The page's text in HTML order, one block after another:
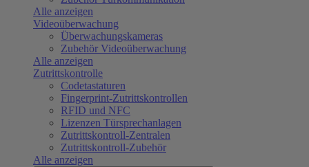
Alle anzeigen
Videoüberwachung
Überwachungskameras
Zubehör Videoüberwachung
Alle anzeigen
Zutrittskontrolle
Codetastaturen
Fingerprint-Zutrittskontrollen
RFID und NFC
Lizenzen Türsprechanlagen
Zutrittskontroll-Zentralen
Zutrittskontroll-Zubehör
Alle anzeigen